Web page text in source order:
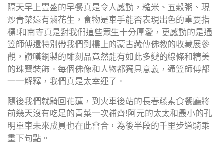
隔天早上豐盛的早餐真是令人感動，糙米、五穀粥、現
炒青菜還有滷花生，食物是車手能否表現出色的重要指
標!和南寺真是對我們這些眾生十分厚愛，更感動的是通
笠師傅還特別帶我們到樓上的蒙古藏傳佛教的收藏展參
觀，讚嘆銅製的雕刻品竟然能有如此多變的線條和精美
的珠寶裝飾。每個佛像和人物都獨具意義，通笠師傅都
一一解釋，我們真是太幸運了。
隨後我們就騎回花蓮，到火車後站的長春藤素食餐廳將
前幾天沒有吃足的青菜一次補齊!阿元的太太和最小的孔
明單車未來成員也在此會合，為後半段的千里步道騎乘
畫下句點。